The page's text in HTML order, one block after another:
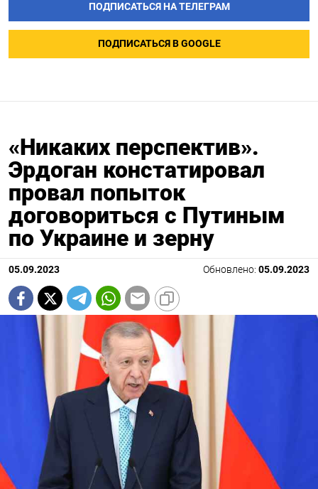
ПОДПИСАТЬСЯ НА ТЕЛЕГРАМ
ПОДПИСАТЬСЯ В GOOGLE
«Никаких перспектив».
Эрдоган констатировал
провал попыток
договориться с Путиным
по Украине и зерну
05.09.2023 Обновлено: 05.09.2023